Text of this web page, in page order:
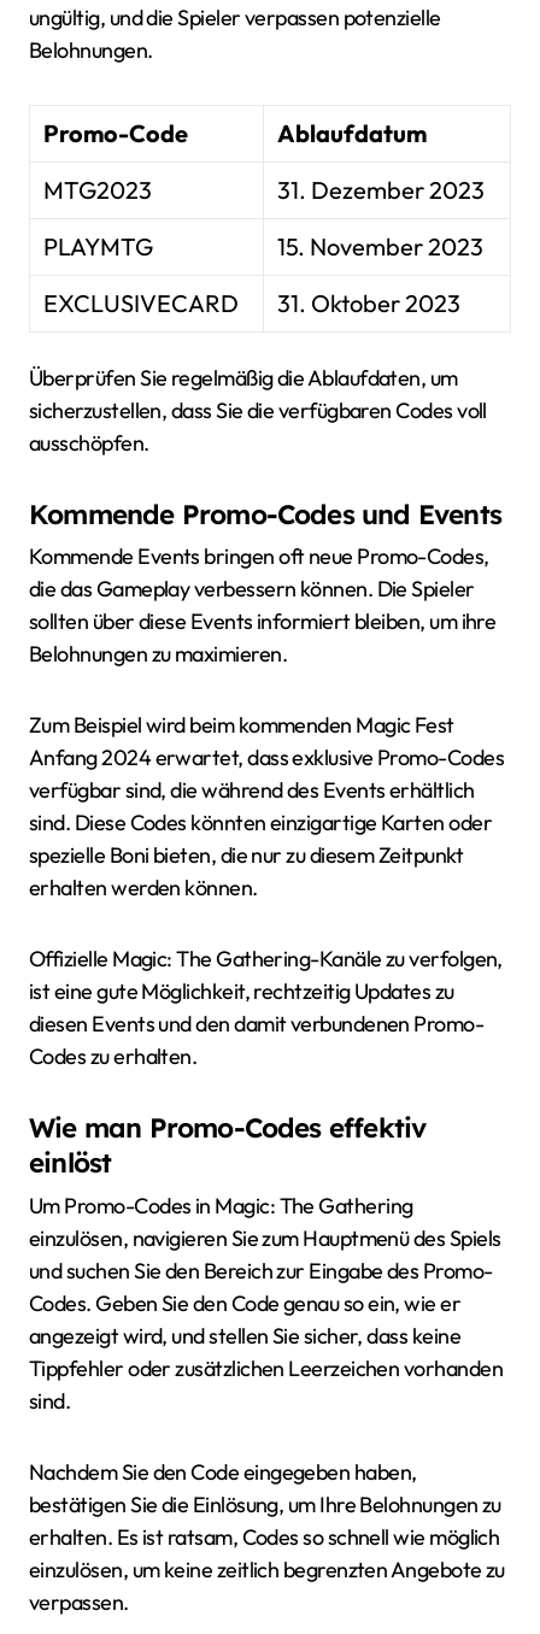
ungültig, und die Spieler verpassen potenzielle
Belohnungen.
Promo-Code
Ablaufdatum
MTG2023
31. Dezember 2023
PLAYMTG
15. November 2023
EXCLUSIVECARD
31. Oktober 2023
Überprüfen Sie regelmäßig die Ablaufdaten, um
sicherzustellen, dass Sie die verfügbaren Codes voll
ausschöpfen.
Kommende Promo-Codes und Events
Kommende Events bringen oft neue Promo-Codes,
die das Gameplay verbessern können. Die Spieler
sollten über diese Events informiert bleiben, um ihre
Belohnungen zu maximieren.
Zum Beispiel wird beim kommenden Magic Fest
Anfang 2024 erwartet, dass exklusive Promo-Codes
verfügbar sind, die während des Events erhältlich
sind. Diese Codes könnten einzigartige Karten oder
spezielle Boni bieten, die nur zu diesem Zeitpunkt
erhalten werden können.
Offizielle Magic: The Gathering-Kanäle zu verfolgen,
ist eine gute Möglichkeit, rechtzeitig Updates zu
diesen Events und den damit verbundenen Promo-
Codes zu erhalten.
Wie man Promo-Codes effektiv
einlöst
Um Promo-Codes in Magic: The Gathering
einzulösen, navigieren Sie zum Hauptmenü des Spiels
und suchen Sie den Bereich zur Eingabe des Promo-
Codes. Geben Sie den Code genau so ein, wie er
angezeigt wird, und stellen Sie sicher, dass keine
Tippfehler oder zusätzlichen Leerzeichen vorhanden
sind.
Nachdem Sie den Code eingegeben haben,
bestätigen Sie die Einlösung, um Ihre Belohnungen zu
erhalten. Es ist ratsam, Codes so schnell wie möglich
einzulösen, um keine zeitlich begrenzten Angebote zu
verpassen.